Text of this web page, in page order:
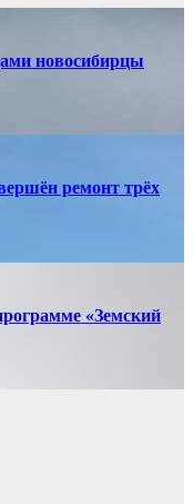
новосибирцы
ремонт трёх
«Земский